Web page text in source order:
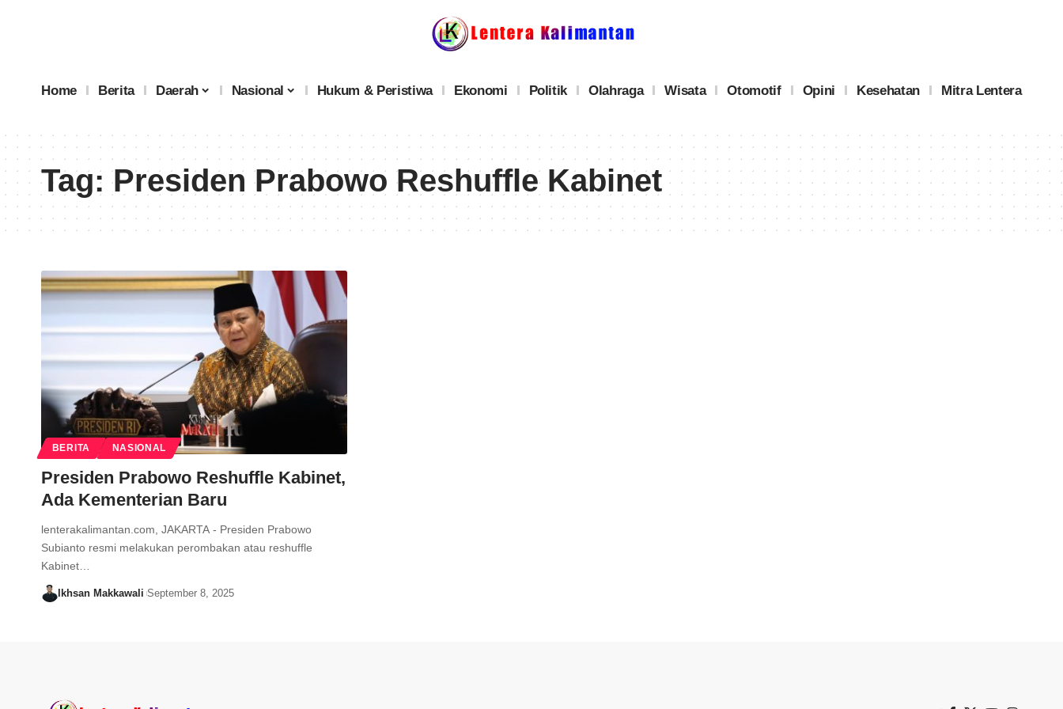
Home Berita Daerah Nasional Hukum & Peristiwa Ekonomi Politik Olahraga Wisata Otomotif Opini Kesehatan Mitra Lentera
Tag:Presiden Prabowo Reshuffle Kabinet
BERITA NASIONAL
Presiden Prabowo Reshuffle Kabinet,
Ada Kementerian Baru
lenterakalimantan.com, JAKARTA - Presiden Prabowo
Subianto resmi melakukan perombakan atau reshuffle
Kabinet…
Ikhsan Makkawali September 8, 2025